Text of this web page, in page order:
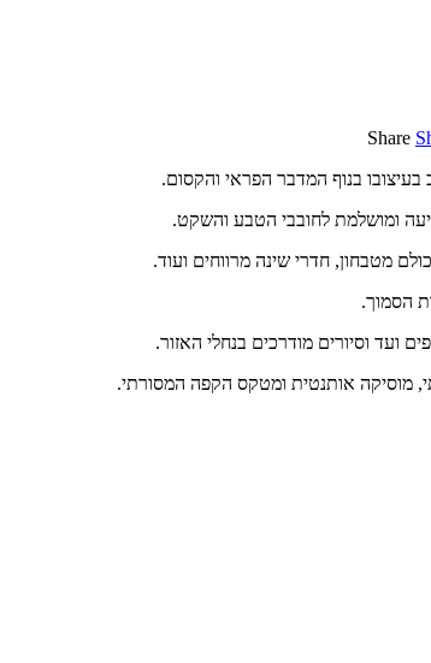
Share
בעיצובו בנוף המדבר הפראי והקסום.
ומושלמת לחובבי הטבע והשקט.
הסמוך.
ועד וסיורים מודרכים בנחלי האזור.
מוסיקה אותנטית ומטקס הקפה המסורתי.